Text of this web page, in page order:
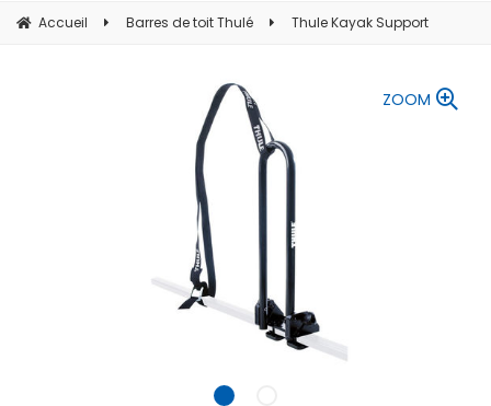
Accueil Barres de toit Thulé Thule Kayak Support
ZOOM